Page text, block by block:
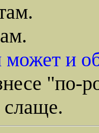
и
"по-
слаще.